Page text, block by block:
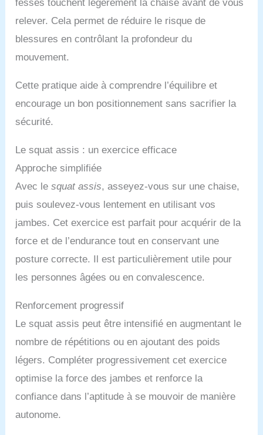
fesses touchent légèrement la chaise avant de vous
relever. Cela permet de réduire le risque de
blessures en contrôlant la profondeur du
mouvement.
Cette pratique aide à comprendre l’équilibre et
encourage un bon positionnement sans sacrifier la
sécurité.
Le squat assis : un exercice efficace
Approche simplifiée
Avec lesquat assis, asseyez-vous sur une chaise,
puis soulevez-vous lentement en utilisant vos
jambes. Cet exercice est parfait pour acquérir de la
force et de l’endurance tout en conservant une
posture correcte. Il est particulièrement utile pour
les personnes âgées ou en convalescence.
Renforcement progressif
Le squat assis peut être intensifié en augmentant le
nombre de répétitions ou en ajoutant des poids
légers. Compléter progressivement cet exercice
optimise la force des jambes et renforce la
confiance dans l’aptitude à se mouvoir de manière
autonome.